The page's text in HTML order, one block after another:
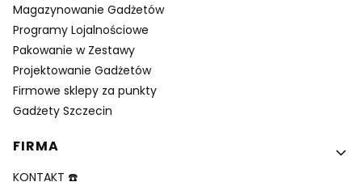
Magazynowanie Gadżetów
Programy Lojalnościowe
Pakowanie w Zestawy
Projektowanie Gadżetów
Firmowe sklepy za punkty
Gadżety Szczecin
FIRMA
KONTAKT ☎️